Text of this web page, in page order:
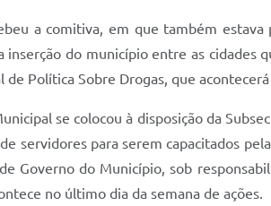
a comitiva, em que também
inserção do município entre as
Política Sobre Drogas, que
se colocou à disposição da
servidores para serem capacitados
Governo do Município, sob
no último dia da semana de ações.